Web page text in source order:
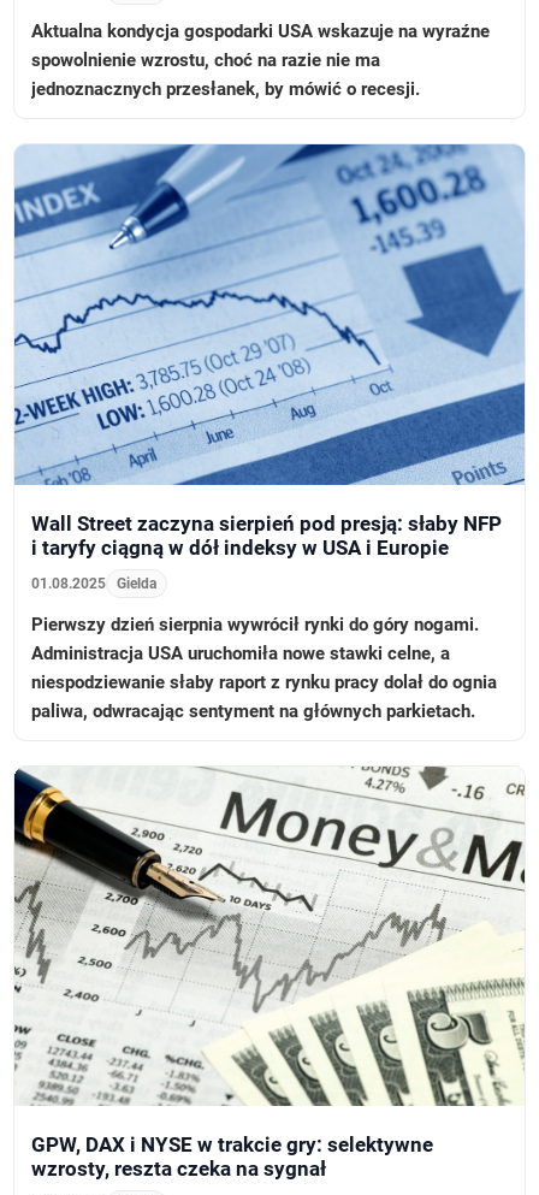
Aktualna kondycja gospodarki USA wskazuje na wyraźne
spowolnienie wzrostu, choć na razie nie ma
jednoznacznych przesłanek, by mówić o recesji.
Wall Street zaczyna sierpień pod presją: słaby NFP
i taryfy ciągną w dół indeksy w USA i Europie
01.08.2025 Gielda
Pierwszy dzień sierpnia wywrócił rynki do góry nogami.
Administracja USA uruchomiła nowe stawki celne, a
niespodziewanie słaby raport z rynku pracy dolał do ognia
paliwa, odwracając sentyment na głównych parkietach.
GPW, DAX i NYSE w trakcie gry: selektywne
wzrosty, reszta czeka na sygnał